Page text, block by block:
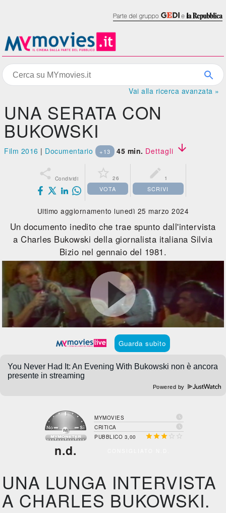
Vai alla ricerca avanzata »
UNA SERATA CON
BUKOWSKI
Film 2016 | Documentario +13 45 min. Dettagli 
 Condividi  26
VOTA
 1
SCRIVI
Ultimo aggiornamento lunedì 25 marzo 2024
Un documento inedito che trae spunto dall'intervista
a Charles Bukowski della giornalista italiana Silvia
Bizio nel gennaio del 1981.
Guarda subito
Powered by
n.d.
MYMOVIES 
CRITICA 
PUBBLICO 3,00   
UNA LUNGA INTERVISTA
A CHARLES BUKOWSKI.